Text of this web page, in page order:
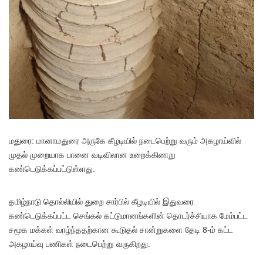
மதுரை: மானாமதுரை அருகே கீழடியில் நடைபெற்று வரும் அகழாய்வில்
முதல் முறையாக பானை வடிவிலான உறைக்கிணறு
கண்டெடுக்கப்பட்டுள்ளது.
தமிழ்நாடு தொல்லியில் துறை சார்பில் கீழடியில் இதுவரை
கண்டெடுக்கப்பட்ட செங்கல் கட்டுமானங்களின் தொடர்ச்சியாக மேம்பட்ட
சமூக மக்கள் வாழ்ந்ததற்கான கூடுதல் சான்றுகளை தேடி 8-ம் கட்ட
அகழாய்வு பணிகள் நடைபெற்று வருகிறது.